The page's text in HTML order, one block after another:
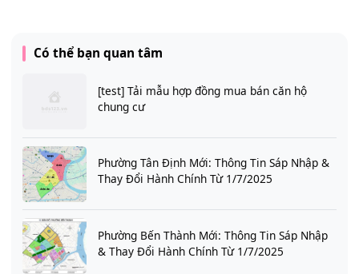
Có thể bạn quan tâm
[test] Tải mẫu hợp đồng mua bán căn hộ
chung cư
Phường Tân Định Mới: Thông Tin Sáp Nhập &
Thay Đổi Hành Chính Từ 1/7/2025
Phường Bến Thành Mới: Thông Tin Sáp Nhập
& Thay Đổi Hành Chính Từ 1/7/2025